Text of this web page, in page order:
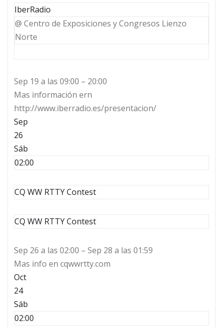
IberRadio
@ Centro de Exposiciones y Congresos Lienzo
Norte
Sep 19 a las 09:00 – 20:00
Mas información ern
http://www.iberradio.es/presentacion/
Sep
26
Sáb
02:00
CQ WW RTTY Contest
CQ WW RTTY Contest
Sep 26 a las 02:00 – Sep 28 a las 01:59
Mas info en cqwwrtty.com
Oct
24
Sáb
02:00